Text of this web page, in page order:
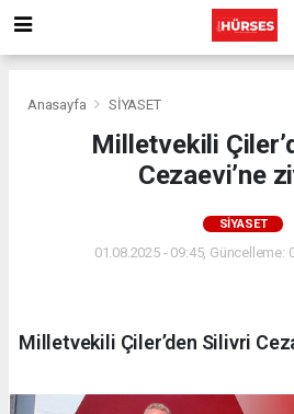
Anasayfa SİYASET
Milletvekili
Cezaevi’ne
SİYASET
01.08.2025 - 09:45, Güncelleme:
Milletvekili Çiler’den Silivri